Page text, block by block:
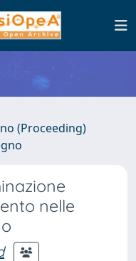
(Proceeding)
nelle